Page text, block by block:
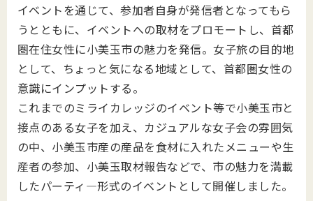
イベントを通じて、参加者自身が発信者となってもら
うとともに、イベントへの取材をプロモートし、首都
圏在住女性に小美玉市の魅力を発信。女子旅の目的地
として、ちょっと気になる地域として、首都圏女性の
意識にインプットする。
これまでのミライカレッジのイベント等で小美玉市と
接点のある女子を加え、カジュアルな女子会の雰囲気
の中、小美玉市産の産品を食材に入れたメニューや生
産者の参加、小美玉取材報告などで、市の魅力を満載
したパーティ―形式のイベントとして開催しました。